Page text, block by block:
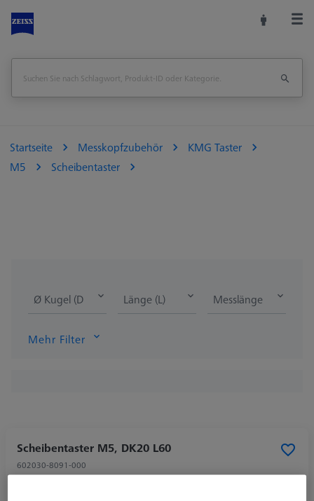
Startseite Messkopfzubehör
KMG Taster
M5
Scheibentaster
Ø Kugel (DK) Länge (L) Messlänge (ML)
Mehr Filter
Scheibentaster M5, DK20 L60
602030-8091-000